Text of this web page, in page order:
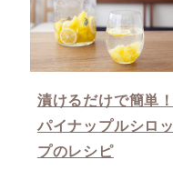
漬けるだけで簡単！
パイナップルシロッ
プのレシピ